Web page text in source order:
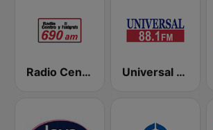
Radio Centro y El Fonógrafo Universal 88.1 FM